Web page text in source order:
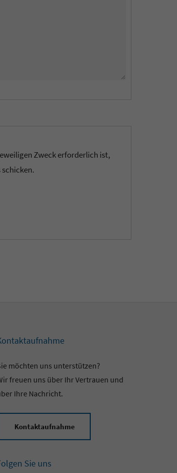
Zweck erforderlich ist,
möchten uns unterstützen?
freuen uns über Ihr Vertrauen und
Ihre Nachricht.
Kontaktaufnahme
Sie uns